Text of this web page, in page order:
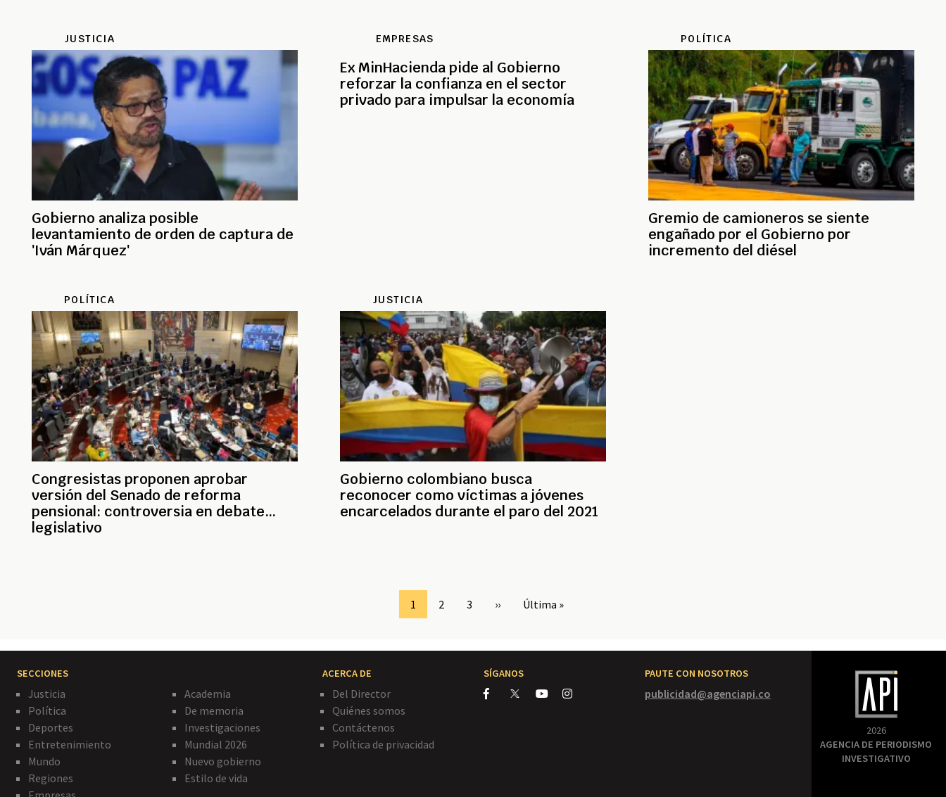
JUSTICIA
Gobierno analiza posible
levantamiento de orden de captura de
'Iván Márquez'
EMPRESAS
Ex MinHacienda pide al Gobierno
reforzar la confianza en el sector
privado para impulsar la economía
POLÍTICA
Gremio de camioneros se siente
engañado por el Gobierno por
incremento del diésel
POLÍTICA
Congresistas proponen aprobar
versión del Senado de reforma
pensional: controversia en debate
legislativo
JUSTICIA
Gobierno colombiano busca
reconocer como víctimas a jóvenes
encarcelados durante el paro del 2021
Page
1 Page
2 Page
3
Siguiente
››
Última
Última »
SECCIONES
Justicia
Política
Deportes
Entretenimiento
Mundo
Regiones
Academia
De memoria
Investigaciones
Mundial 2026
Nuevo gobierno
Estilo de vida
ACERCA DE
Del Director
Quiénes somos
Contáctenos
Política de privacidad
SÍGANOS PAUTE CON NOSOTROS
publicidad@agenciapi.co
2026
AGENCIA DE PERIODISMO
INVESTIGATIVO